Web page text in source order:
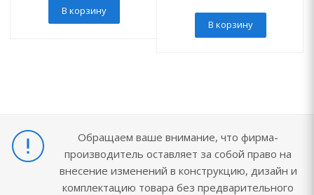
В корзину
В корзину
Обращаем ваше внимание, что фирма-
производитель оставляет за собой право на
внесение изменений в конструкцию, дизайн и
комплектацию товара без предварительного